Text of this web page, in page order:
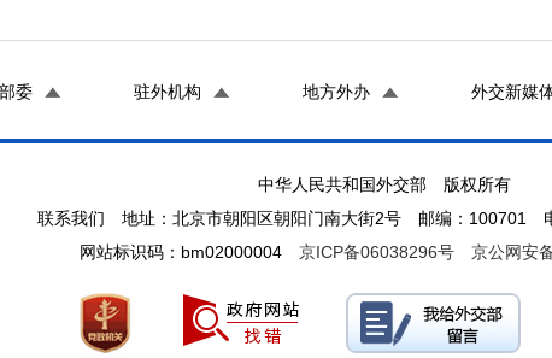
委 驻外机构 地方外办 外交新媒
中华人民共和国外交部 版权所有
联系我们 地址：北京市朝阳区朝阳门南大街2号 邮编：100701
网站标识码：bm02000004 京ICP备06038296号 京公网安